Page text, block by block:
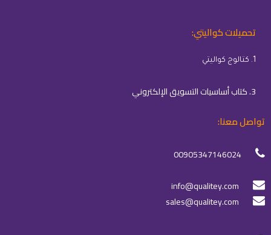
تحميلات كواليتي:
1. كتالوج كواليتي
3. كتاب أساسيات التسويق الإلكتروني
تواصل معنا:
00905347146024
info@qualitey.com
sales@qualitey.com